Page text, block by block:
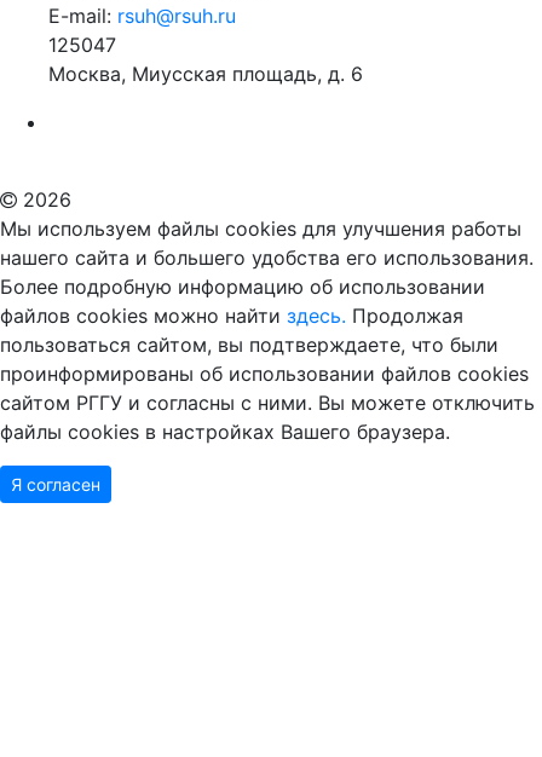
E-mail: rsuh@rsuh.ru
125047
Москва, Миусская площадь, д. 6
2026
Мы используем файлы cookies для улучшения работы
нашего сайта и большего удобства его использования.
Более подробную информацию об использовании
файлов cookies можно найти здесь. Продолжая
пользоваться сайтом, вы подтверждаете, что были
проинформированы об использовании файлов cookies
сайтом РГГУ и согласны с ними. Вы можете отключить
файлы cookies в настройках Вашего браузера.
Я согласен